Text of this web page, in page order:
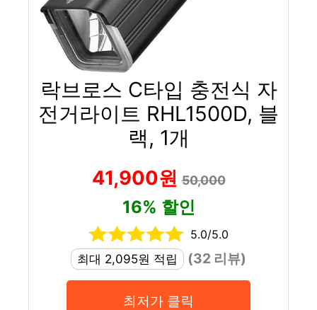
락브로스 C타입 충전식 자
전거라이트 RHL1500D, 블
랙, 1개
41,900원50,000
16% 할인
5.0/5.0
최대 2,095원 적립
(32 리뷰)
최저가 클릭